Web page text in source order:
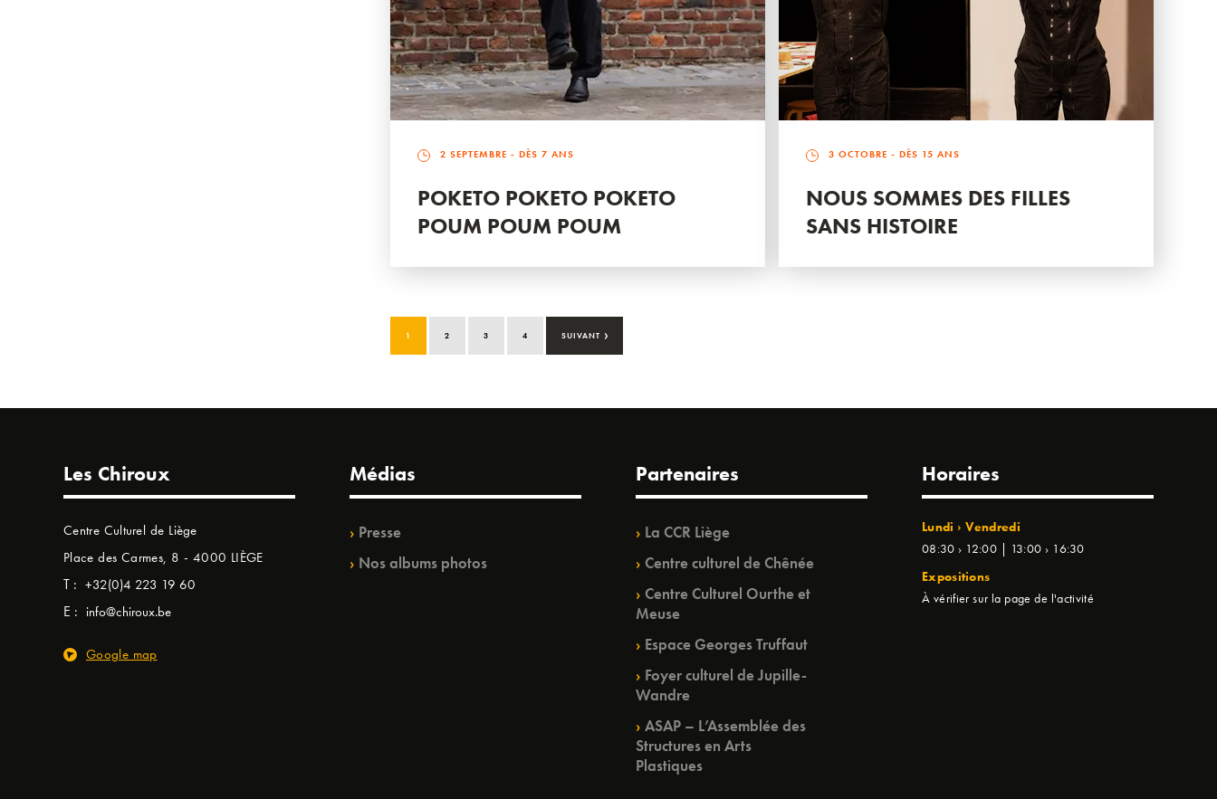
2 SEPTEMBRE - DÈS 7 ANS
POKETO POKETO POKETO
POUM POUM POUM
3 OCTOBRE - DÈS 15 ANS
NOUS SOMMES DES FILLES
SANS HISTOIRE
1 2 3 4 SUIVANT ›
Les Chiroux
Centre Culturel de Liège
Place des Carmes, 8 - 4000 LIÈGE
T : +32(0)4 223 19 60
E : info@chiroux.be
Google map
Médias
Presse
Nos albums photos
Partenaires
La CCR Liège
Centre culturel de Chênée
Centre Culturel Ourthe et
Meuse
Espace Georges Truffaut
Foyer culturel de Jupille-
Wandre
ASAP – L’Assemblée des
Structures en Arts
Plastiques
Horaires
Lundi › Vendredi
08:30 › 12:00 | 13:00 › 16:30
Expositions
À vérifier sur la page de l'activité